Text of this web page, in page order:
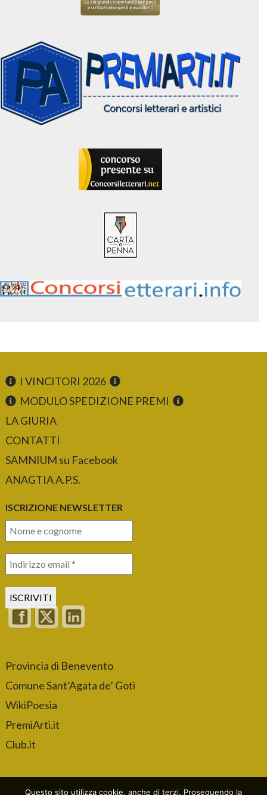
I VINCITORI 2026
MODULO SPEDIZIONE PREMI
LA GIURIA
CONTATTI
SAMNIUM su Facebook
ANAGTIA A.P.S.
ISCRIZIONE NEWSLETTER
Provincia di Benevento
Comune Sant’Agata de’ Goti
WikiPoesia
PremiArti.it
Club.it
Questo sito utilizza cookie, anche di terzi. Proseguendo la